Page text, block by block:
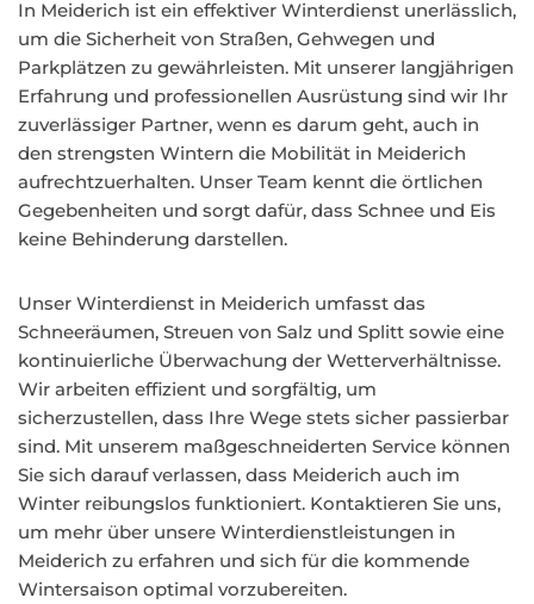
In Meiderich ist ein effektiver Winterdienst unerlässlich,
um die Sicherheit von Straßen, Gehwegen und
Parkplätzen zu gewährleisten. Mit unserer langjährigen
Erfahrung und professionellen Ausrüstung sind wir Ihr
zuverlässiger Partner, wenn es darum geht, auch in
den strengsten Wintern die Mobilität in Meiderich
aufrechtzuerhalten. Unser Team kennt die örtlichen
Gegebenheiten und sorgt dafür, dass Schnee und Eis
keine Behinderung darstellen.
Unser Winterdienst in Meiderich umfasst das
Schneeräumen, Streuen von Salz und Splitt sowie eine
kontinuierliche Überwachung der Wetterverhältnisse.
Wir arbeiten effizient und sorgfältig, um
sicherzustellen, dass Ihre Wege stets sicher passierbar
sind. Mit unserem maßgeschneiderten Service können
Sie sich darauf verlassen, dass Meiderich auch im
Winter reibungslos funktioniert. Kontaktieren Sie uns,
um mehr über unsere Winterdienstleistungen in
Meiderich zu erfahren und sich für die kommende
Wintersaison optimal vorzubereiten.